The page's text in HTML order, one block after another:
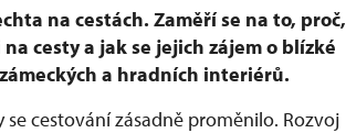
na cestách. Zaměří se na to, proč,
cesty a jak se jejich zájem o blízké
a hradních interiérů.
cestování zásadně proměnilo. Rozvoj